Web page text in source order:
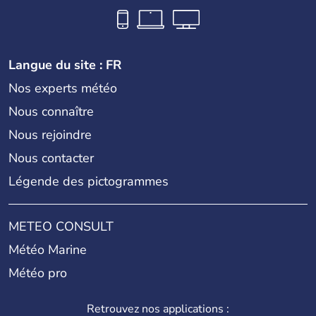
Langue du site : FR
Nos experts météo
Nous connaître
Nous rejoindre
Nous contacter
Légende des pictogrammes
METEO CONSULT
Météo Marine
Météo pro
Retrouvez nos applications :